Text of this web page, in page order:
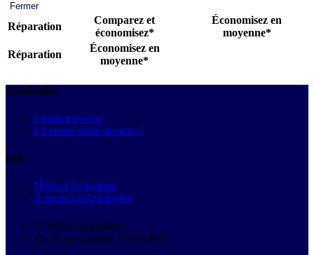
Fermer
Réparation
Comparez et
économisez*
Économisez en
moyenne*
Réparation
Économisez en
moyenne*
Autobutler
Contactez-nous
La presse parle de nous !
Info
*Prix et économies
À propos d'Autobutler
© 2026 Autobutler.fr
18-26 rue Goubet, 75019 Paris